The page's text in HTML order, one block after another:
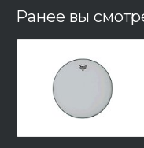
Ранее вы